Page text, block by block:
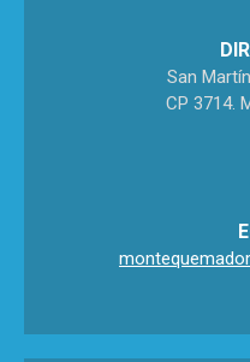
San
CP 3714.